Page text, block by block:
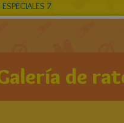
ESPECIALES 7
de